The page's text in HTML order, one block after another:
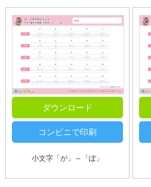
ダウンロード
コンビニで印刷
小文字「が」～「ぽ」